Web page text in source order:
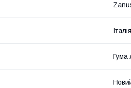
Італія
Гума